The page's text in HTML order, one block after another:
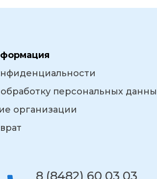
персональных
организации
8 (8482) 60 03 03